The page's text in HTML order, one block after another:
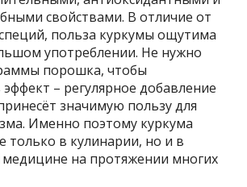
свойствами. В отличие от
польза куркумы ощутима
употреблении. Не нужно
порошка, чтобы
– регулярное добавление
значимую пользу для
Именно поэтому куркума
только в кулинарии, но и в
на протяжении многих